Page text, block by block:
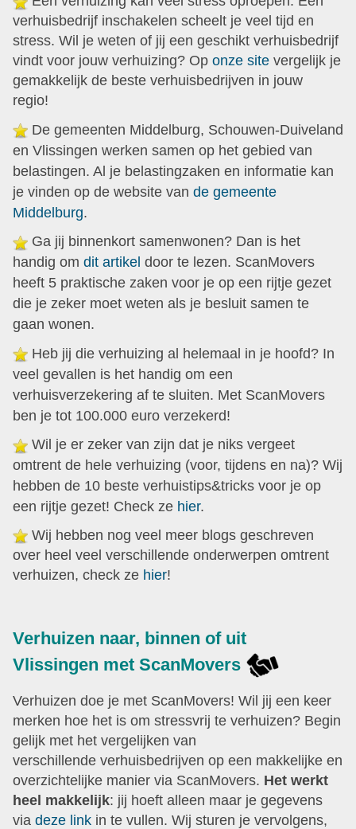
verhuisbedrijf inschakelen scheelt je veel tijd en
stress. Wil je weten of jij een geschikt verhuisbedrijf
vindt voor jouw verhuizing? Op onze site vergelijk je
gemakkelijk de beste verhuisbedrijven in jouw
regio!
De gemeenten Middelburg, Schouwen-Duiveland
en Vlissingen werken samen op het gebied van
belastingen. Al je belastingzaken en informatie kan
je vinden op de website van de gemeente
Middelburg.
Ga jij binnenkort samenwonen? Dan is het
handig om dit artikel door te lezen. ScanMovers
heeft 5 praktische zaken voor je op een rijtje gezet
die je zeker moet weten als je besluit samen te
gaan wonen.
Heb jij die verhuizing al helemaal in je hoofd? In
veel gevallen is het handig om een
verhuisverzekering af te sluiten. Met ScanMovers
ben je tot 100.000 euro verzekerd!
Wil je er zeker van zijn dat je niks vergeet
omtrent de hele verhuizing (voor, tijdens en na)? Wij
hebben de 10 beste verhuistips&tricks voor je op
een rijtje gezet! Check ze hier.
Wij hebben nog veel meer blogs geschreven
over heel veel verschillende onderwerpen omtrent
verhuizen, check ze hier!
Verhuizen naar, binnen of uit
Vlissingen met ScanMovers
Verhuizen doe je met ScanMovers! Wil jij een keer
merken hoe het is om stressvrij te verhuizen? Begin
gelijk met het vergelijken van
verschillende verhuisbedrijven op een makkelijke en
overzichtelijke manier via ScanMovers. Het werkt
heel makkelijk: jij hoeft alleen maar je gegevens
via deze link in te vullen. Wij sturen je vervolgens,